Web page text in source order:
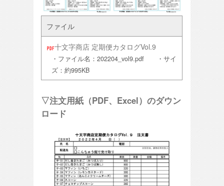
ファイル
十文字商店 定期便カタログVol.9
・ファイル名：202204_vol9.pdf ・サイ
ズ：約995KB
▽注文用紙（PDF、Excel）のダウン
ロード